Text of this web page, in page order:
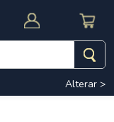
Alterar >